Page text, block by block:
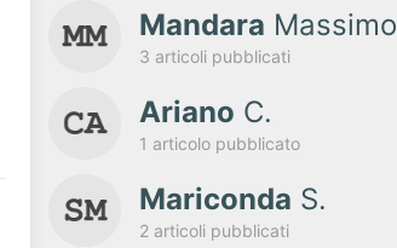
Mandara Massimo
3 articoli pubblicati
Ariano C.
1 articolo pubblicato
Mariconda S.
2 articoli pubblicati